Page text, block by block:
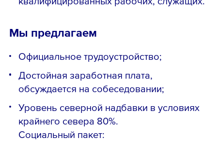
Мы предлагаем
Официальное трудоустройство;
Достойная заработная плата,
обсуждается на собеседовании;
Уровень северной надбавки в условиях
крайнего севера 80%.
Социальный пакет: